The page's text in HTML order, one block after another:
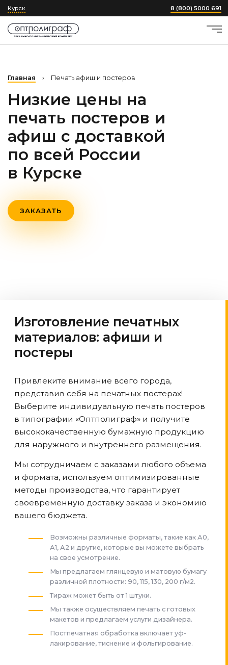
Курск 8 (800) 5000 691
Главная › Печать афиш и постеров
Низкие цены на
печать постеров и
афиш с доставкой
по всей России
в Курске
ЗАКАЗАТЬ
Изготовление печатных
материалов: афиши и
постеры
Привлеките внимание всего города,
представив себя на печатных постерах!
Выберите индивидуальную печать постеров
в типографии «Оптполиграф» и получите
высококачественную бумажную продукцию
для наружного и внутреннего размещения.
Мы сотрудничаем с заказами любого объема
и формата, используем оптимизированные
методы производства, что гарантирует
своевременную доставку заказа и экономию
вашего бюджета.
Возможны различные форматы, такие как А0,
А1, А2 и другие, которые вы можете выбрать
на свое усмотрение.
Мы предлагаем глянцевую и матовую бумагу
различной плотности: 90, 115, 130, 200 г/м2.
Тираж может быть от 1 штуки.
Мы также осуществляем печать с готовых
макетов и предлагаем услуги дизайнера.
Постпечатная обработка включает уф-
лакирование, тиснение и фольгирование.